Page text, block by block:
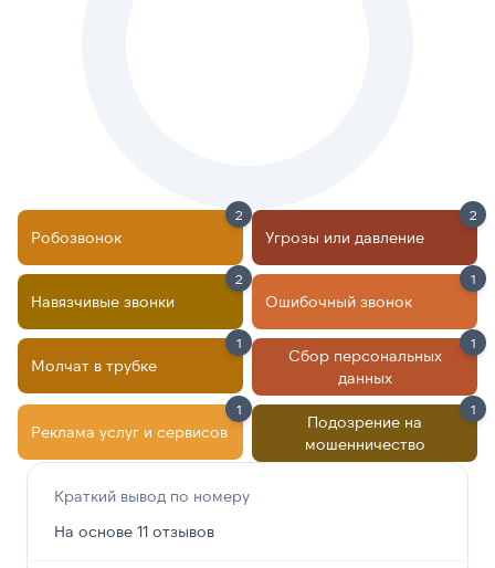
Робозвонок
2
Угрозы или давление
2
Навязчивые звонки
2
Ошибочный звонок
1
Молчат в трубке
1
Сбор персональных
данных
1
Реклама услуг и сервисов
1
Подозрение на
мошенничество
1
Краткий вывод по номеру
На основе 11 отзывов